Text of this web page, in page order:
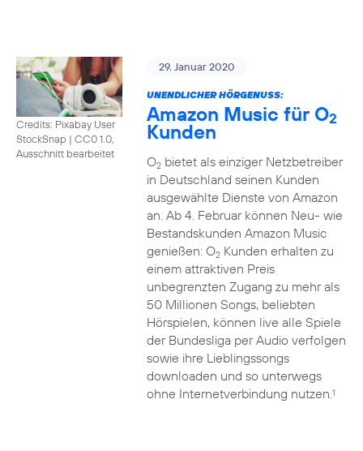
Credits: Pixabay User
StockSnap | CC0 1.0,
Ausschnitt bearbeitet
29. Januar 2020
UNENDLICHER HÖRGENUSS:
Amazon Music für O2
Kunden
O2bietet als einziger Netzbetreiber
in Deutschland seinen Kunden
ausgewählte Dienste von Amazon
an. Ab 4. Februar können Neu- wie
Bestandskunden Amazon Music
genießen: O2Kunden erhalten zu
einem attraktiven Preis
unbegrenzten Zugang zu mehr als
50 Millionen Songs, beliebten
Hörspielen, können live alle Spiele
der Bundesliga per Audio verfolgen
sowie ihre Lieblingssongs
downloaden und so unterwegs
ohne Internetverbindung nutzen.1